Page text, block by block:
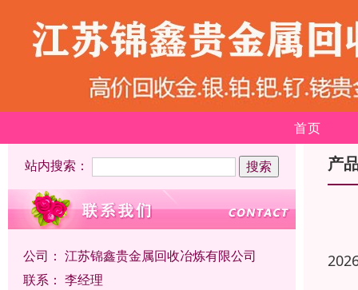
首页
站内搜索：
公司： 江苏锦鑫贵金属回收冶炼有限公司
联系： 李经理
产